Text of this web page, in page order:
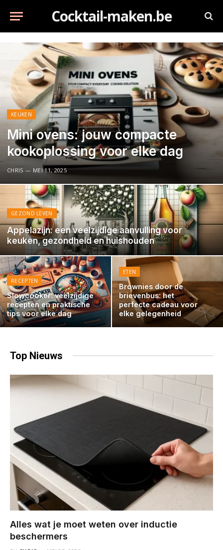
Cocktail-maken.be
KEUKEN
Mini ovens: jouw compacte
kookoplossing voor elke dag
CHRIS MEI 11, 2025
GEZOND LEVEN
Appelazijn: een veelzijdige aanvulling voor
keuken, gezondheid en huishouden
RECEPTEN
Slowcooker: veelzijdige
recepten en praktische
tips voor elke dag
ETEN
Brownies door de
brievenbus: het
perfecte cadeau voor
elke gelegenheid
Top Nieuws
Alles wat je moet weten over inductie
beschermers